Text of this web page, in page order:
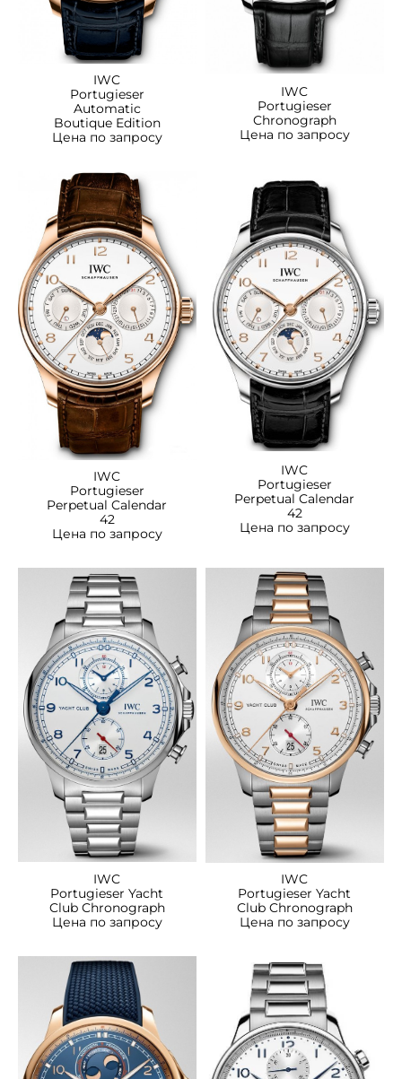
IWC
Portugieser
Automatic
Boutique Edition
Цена по запросу
IWC
Portugieser
Chronograph
Цена по запросу
IWC
Portugieser
Perpetual Calendar
42
Цена по запросу
IWC
Portugieser
Perpetual Calendar
42
Цена по запросу
IWC
Portugieser Yacht
Club Chronograph
Цена по запросу
IWC
Portugieser Yacht
Club Chronograph
Цена по запросу